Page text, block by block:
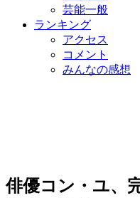
芸能一般
ランキング
アクセス
コメント
みんなの感想
俳優コン・ユ、